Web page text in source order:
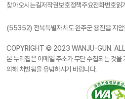
찾아오시는길저작권보호정책주요전화번호읽
(55352) 전북특별자치도 완주군 용진읍 지암
COPYRIGHT © 2023 WANJU-GUN. ALL
본 누리집은 이메일 주소가 무단 수집되는 것
의해 처벌됨을 유념하시기 바랍니다.